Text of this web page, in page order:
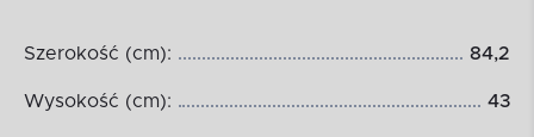
Szerokość (cm): 84,2
Wysokość (cm): 43